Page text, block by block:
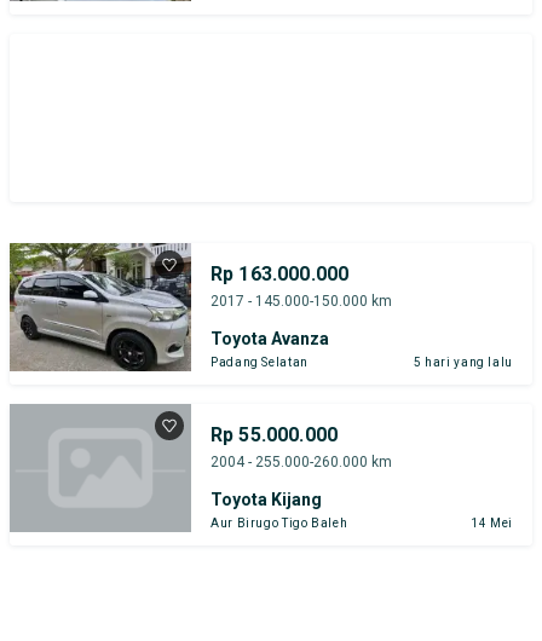
Rp 163.000.000
2017 - 145.000-150.000 km
Toyota Avanza
Padang Selatan 5 hari yang lalu
Rp 55.000.000
2004 - 255.000-260.000 km
Toyota Kijang
Aur Birugo Tigo Baleh 14 Mei